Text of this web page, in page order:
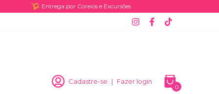
Entrega por Coreios e Excursões
Cadastre-se | Fazer login
0